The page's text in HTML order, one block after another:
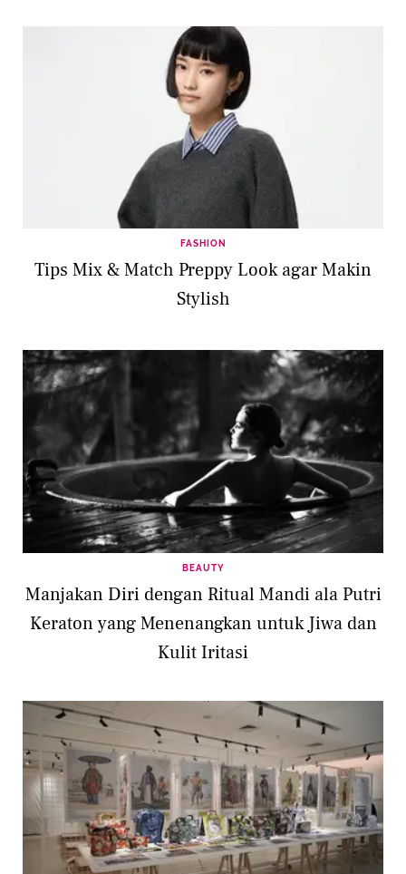
FASHION
Tips Mix & Match Preppy Look agar Makin
Stylish
BEAUTY
Manjakan Diri dengan Ritual Mandi ala Putri
Keraton yang Menenangkan untuk Jiwa dan
Kulit Iritasi